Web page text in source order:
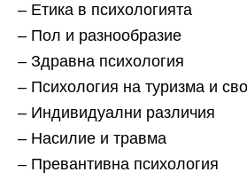
– Етика в психологията
– Пол и разнообразие
– Здравна психология
– Психология на туризма и
– Индивидуални различия
– Насилие и травма
– Превантивна психология